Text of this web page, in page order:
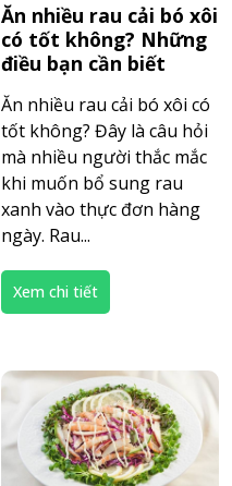
Ăn nhiều rau cải bó xôi
có tốt không? Những
điều bạn cần biết
Ăn nhiều rau cải bó xôi có
tốt không? Đây là câu hỏi
mà nhiều người thắc mắc
khi muốn bổ sung rau
xanh vào thực đơn hàng
ngày. Rau...
Xem chi tiết